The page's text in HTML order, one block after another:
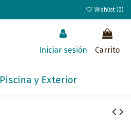
Wishlist (0)
Iniciar sesión Carrito
Piscina y Exterior